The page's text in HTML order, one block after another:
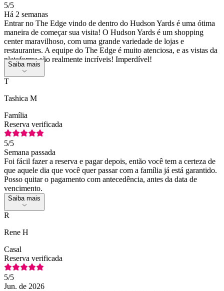
5/5
Há 2 semanas
Entrar no The Edge vindo de dentro do Hudson Yards é uma ótima
maneira de começar sua visita! O Hudson Yards é um shopping
center maravilhoso, com uma grande variedade de lojas e
restaurantes. A equipe do The Edge é muito atenciosa, e as vistas da
plataforma são realmente incríveis! Imperdível!
Saiba mais
T
Tashica M
Família
Reserva verificada
5/5
Semana passada
Foi fácil fazer a reserva e pagar depois, então você tem a certeza de
que aquele dia que você quer passar com a família já está garantido.
Posso quitar o pagamento com antecedência, antes da data de
vencimento.
Saiba mais
R
Rene H
Casal
Reserva verificada
5/5
Jun. de 2026